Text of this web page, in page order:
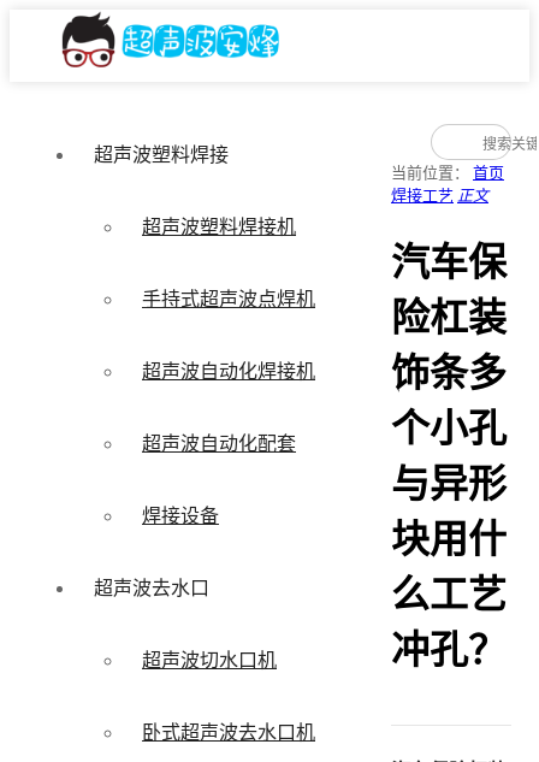
超声波塑料焊接
超声波塑料焊接机
手持式超声波点焊机
超声波自动化焊接机
超声波自动化配套
焊接设备
超声波去水口
超声波切水口机
卧式超声波去水口机
当前位置： 首页
焊接工艺 正文
汽车保
险杠装
饰条多
个小孔
与异形
块用什
么工艺
冲孔？